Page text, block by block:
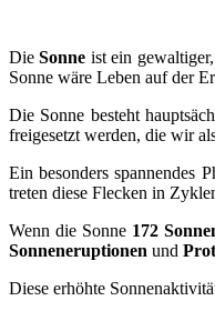
DieSonne ist ein
Sonne wäre Leben auf der
Die Sonne besteht
freigesetzt werden, die wir
Ein besonders spannendes
treten diese Flecken in
Wenn die Sonne 172
Sonneneruptionen und
Diese erhöhte